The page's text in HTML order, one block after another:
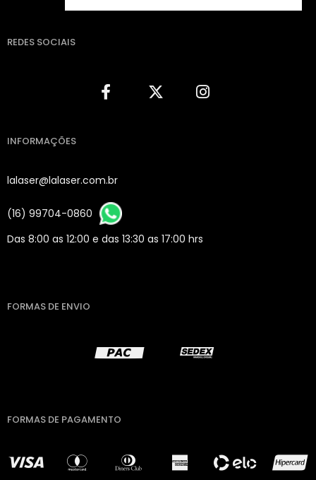
REDES SOCIAIS
INFORMAÇÕES
lalaser@lalaser.com.br
(16) 99704-0860
Das 8:00 as 12:00 e das 13:30 as 17:00 hrs
FORMAS DE ENVIO
FORMAS DE PAGAMENTO